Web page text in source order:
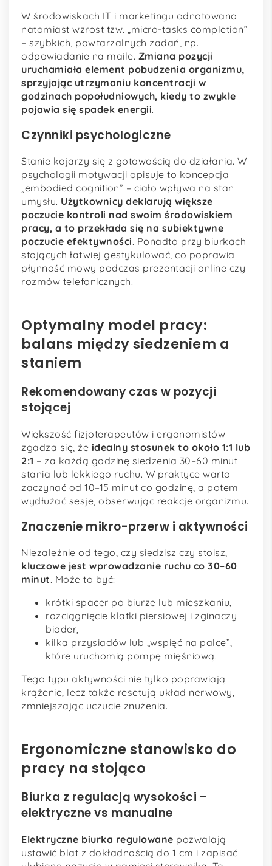
W środowiskach IT i marketingu odnotowano
natomiast wzrost tzw. „micro-tasks completion”
– szybkich, powtarzalnych zadań, np.
odpowiadanie na maile. Zmiana pozycji
uruchamiała element pobudzenia organizmu,
sprzyjając utrzymaniu koncentracji w
godzinach popołudniowych, kiedy to zwykle
pojawia się spadek energii.
Czynniki psychologiczne
Stanie kojarzy się z gotowością do działania. W
psychologii motywacji opisuje to koncepcja
„embodied cognition” – ciało wpływa na stan
umysłu. Użytkownicy deklarują większe
poczucie kontroli nad swoim środowiskiem
pracy, a to przekłada się na subiektywne
poczucie efektywności. Ponadto przy biurkach
stojących łatwiej gestykulować, co poprawia
płynność mowy podczas prezentacji online czy
rozmów telefonicznych.
Optymalny model pracy:
balans między siedzeniem a
staniem
Rekomendowany czas w pozycji
stojącej
Większość fizjoterapeutów i ergonomistów
zgadza się, że idealny stosunek to około 1:1 lub
2:1 – za każdą godzinę siedzenia 30–60 minut
stania lub lekkiego ruchu. W praktyce warto
zaczynać od 10–15 minut co godzinę, a potem
wydłużać sesje, obserwując reakcje organizmu.
Znaczenie mikro-przerw i aktywności
Niezależnie od tego, czy siedzisz czy stoisz,
kluczowe jest wprowadzanie ruchu co 30–60
minut. Może to być:
krótki spacer po biurze lub mieszkaniu,
rozciągnięcie klatki piersiowej i zginaczy
bioder,
kilka przysiadów lub „wspięć na palce”,
które uruchomią pompę mięśniową.
Tego typu aktywności nie tylko poprawiają
krążenie, lecz także resetują układ nerwowy,
zmniejszając uczucie znużenia.
Ergonomiczne stanowisko do
pracy na stojąco
Biurka z regulacją wysokości –
elektryczne vs manualne
Elektryczne biurka regulowane pozwalają
ustawić blat z dokładnością do 1 cm i zapisać